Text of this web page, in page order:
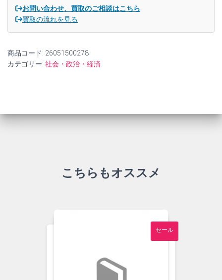
お問い合わせ、買取のご相談はこちら
買取の流れを見る
商品コード: 26051500278
カテゴリー: 社会・政治・経済
こちらもオススメ
セール